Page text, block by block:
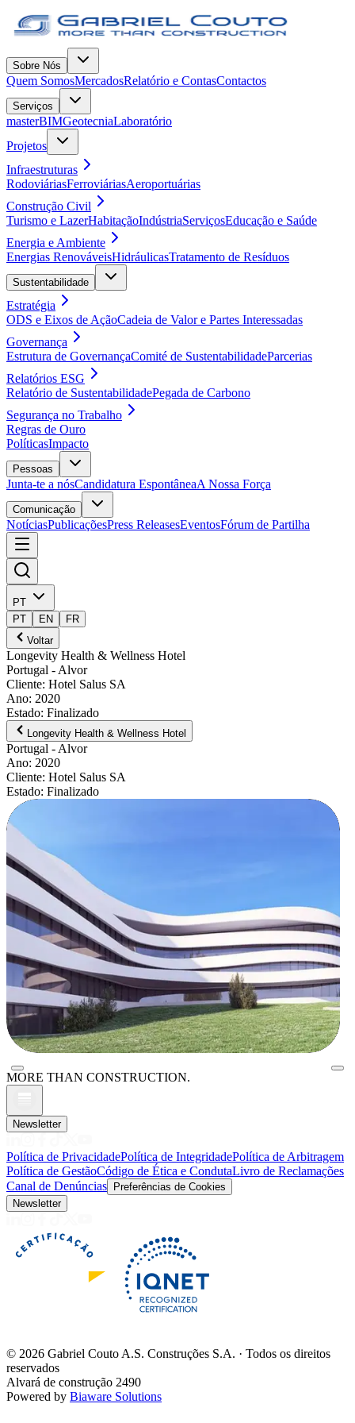
Sobre Nós
Quem SomosMercadosRelatório e ContasContactos
Serviços
masterBIMGeotecniaLaboratório
Projetos
Infraestruturas
RodoviáriasFerroviáriasAeroportuárias
Construção Civil
Turismo e LazerHabitaçãoIndústriaServiçosEducação e Saúde
Energia e Ambiente
Energias RenováveisHidráulicasTratamento de Resíduos
Sustentabilidade
Estratégia
ODS e Eixos de AçãoCadeia de Valor e Partes Interessadas
Governança
Estrutura de GovernançaComité de SustentabilidadeParcerias
Relatórios ESG
Relatório de SustentabilidadePegada de Carbono
Segurança no Trabalho
Regras de Ouro
PolíticasImpacto
Pessoas
Junta-te a nósCandidatura EspontâneaA Nossa Força
Comunicação
NotíciasPublicaçõesPress ReleasesEventosFórum de Partilha
PT
PT
EN
FR
Voltar
Longevity Health & Wellness Hotel
Portugal - Alvor
Cliente: Hotel Salus SA
Ano: 2020
Estado: Finalizado
Longevity Health & Wellness Hotel
Portugal - Alvor
Ano: 2020
Cliente: Hotel Salus SA
Estado: Finalizado
MORE THAN CONSTRUCTION.
Newsletter
Política de PrivacidadePolítica de IntegridadePolítica de Arbitragem
Política de GestãoCódigo de Ética e CondutaLivro de Reclamações
Canal de Denúncias
Preferências de Cookies
Newsletter
© 2026 Gabriel Couto A.S. Construções S.A. · Todos os direitos
reservados
Alvará de construção 2490
Powered by Biaware Solutions